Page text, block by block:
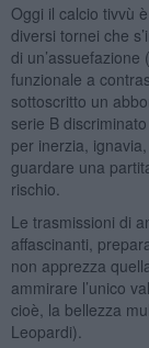
Oggi il calcio tivvù
diversi tornei che
di un’assuefazione
funzionale a
sottoscritto un
serie B
per inerzia,
guardare una
rischio.
Le trasmissioni di
affascinanti,
non apprezza
ammirare l’unico
cioè, la bellezza
Leopardi).